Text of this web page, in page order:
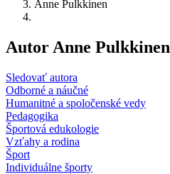
Anne Pulkkinen
Autor Anne Pulkkinen
Sledovať autora
Odborné a náučné
Humanitné a spoločenské vedy
Pedagogika
Športová edukologie
Vzťahy a rodina
Šport
Individuálne športy